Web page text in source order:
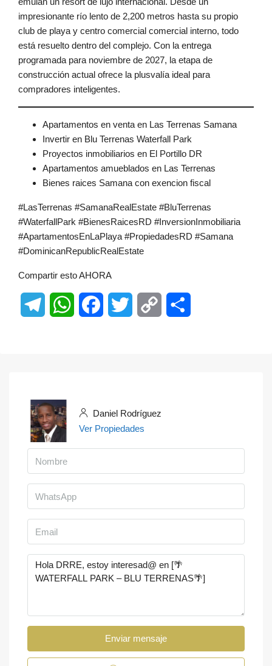
impresionante río lento de 2,200 metros hasta su propio
club de playa y centro comercial comercial interno, todo
está resuelto dentro del complejo. Con la entrega
programada para noviembre de 2027, la etapa de
construcción actual ofrece la plusvalía ideal para
compradores inteligentes.
Apartamentos en venta en Las Terrenas Samana
Invertir en Blu Terrenas Waterfall Park
Proyectos inmobiliarios en El Portillo DR
Apartamentos amueblados en Las Terrenas
Bienes raices Samana con exencion fiscal
#LasTerrenas #SamanaRealEstate #BluTerrenas
#WaterfallPark #BienesRaicesRD #InversionInmobiliaria
#ApartamentosEnLaPlaya #PropiedadesRD #Samana
#DominicanRepublicRealEstate
Compartir esto AHORA
TelegramWhatsAppFacebookTwitter Copy
Daniel Rodríguez
Ver Propiedades
Enviar mensaje